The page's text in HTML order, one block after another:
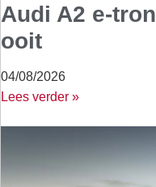
Audi A2 e-
ooit
04/08/2026
Lees verder »